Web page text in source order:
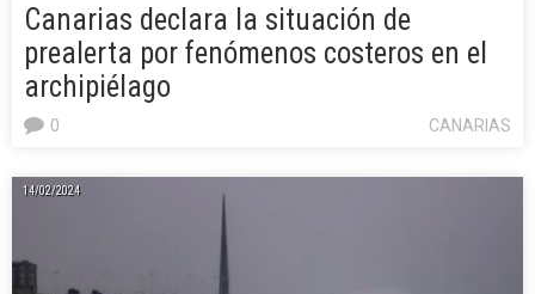
Canarias declara la situación de
prealerta por fenómenos costeros en el
archipiélago
CANARIAS
0
14/02/2024